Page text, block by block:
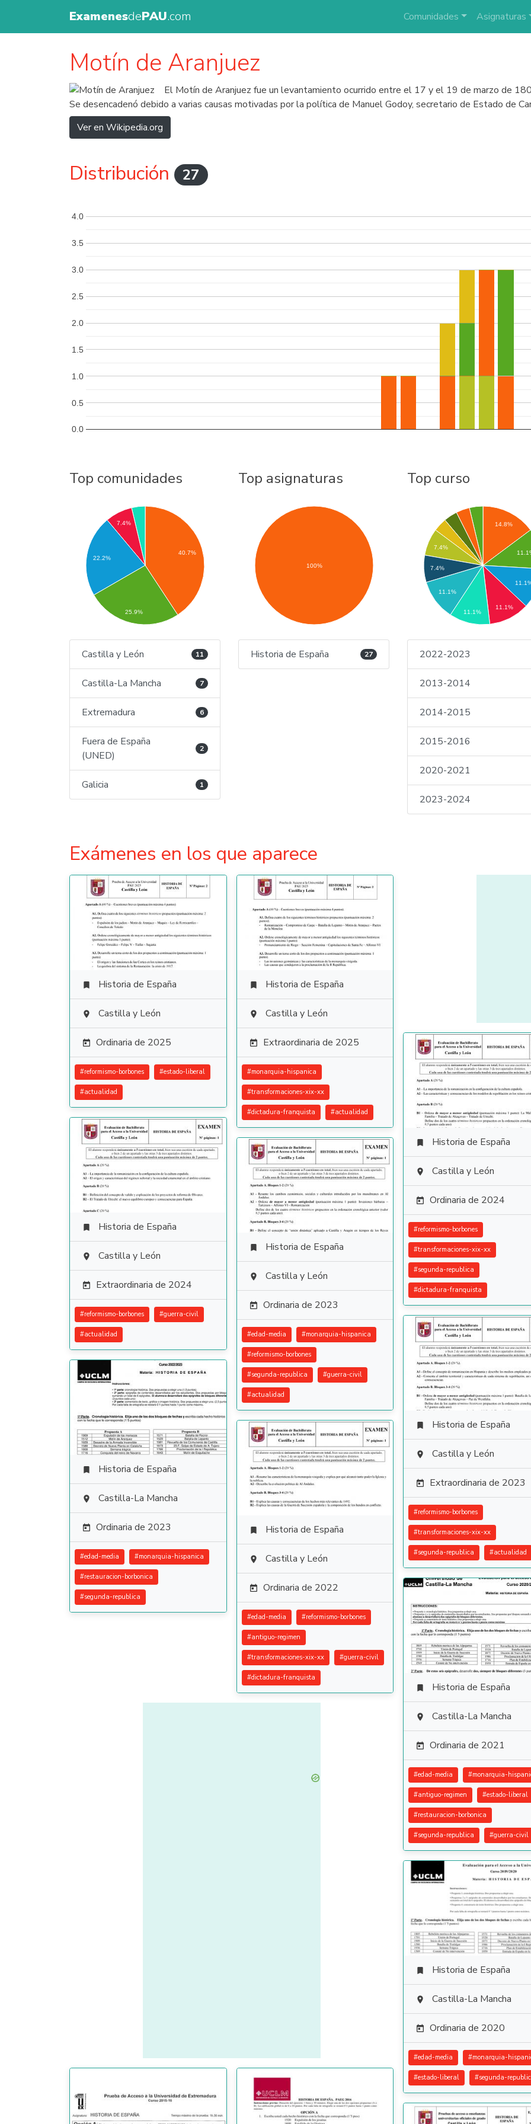
ExamenesdePAU.com Comunidades Asignaturas
Motín de Aranjuez
El Motín de Aranjuez fue un levantamiento ocurrido entre el 17 y el 19 de marzo de
Se desencadenó debido a varias causas motivadas por la política de Manuel Godoy, secretario de Estado de
Ver en Wikipedia.org
Distribución 27
0.0
0.5
1.0
1.5
2.0
2.5
3.0
3.5
4.0
Top comunidades
40.7%
7.4%
22.2%
25.9%
Castilla y León 11
Castilla-La Mancha 7
Extremadura 6
Fuera de España
(UNED)
2
Galicia 1
Top asignaturas
100%
Historia de España 27
Top curso
14.8%
11.1%
7.4%
7.4%
11.1%
11.1%
2022-2023
2013-2014
2014-2015
2015-2016
2020-2021
2023-2024
Exámenes en los que aparece
 Historia de España
 Castilla y León
 Ordinaria de 2025
#reformismo-borbones #estado-liberal
#actualidad
 Historia de España
 Castilla y León
 Extraordinaria de 2025
#monarquia-hispanica
#transformaciones-xix-xx
#dictadura-franquista #actualidad
 Historia de España
 Castilla y León
 Ordinaria de 2024
#reformismo-borbones
#transformaciones-xix-xx
#segunda-republica
#dictadura-franquista
 Historia de España
 Castilla y León
 Extraordinaria de 2024
#reformismo-borbones #guerra-civil
#actualidad
 Historia de España
 Castilla y León
 Ordinaria de 2023
#edad-media #monarquia-hispanica
#reformismo-borbones
#segunda-republica #guerra-civil
#actualidad
 Historia de España
 Castilla y León
 Extraordinaria de 2023
#reformismo-borbones
#transformaciones-xix-xx
#segunda-republica #actualidad
 Historia de España
 Castilla-La Mancha
 Ordinaria de 2023
#edad-media #monarquia-hispanica
#restauracion-borbonica
#segunda-republica
 Historia de España
 Castilla y León
 Ordinaria de 2022
#edad-media #reformismo-borbones
#antiguo-regimen
#transformaciones-xix-xx #guerra-civil
#dictadura-franquista
 Historia de España
 Castilla-La Mancha
 Ordinaria de 2021
#edad-media #monarquia-
#antiguo-regimen #estado-liberal
#restauracion-borbonica
#segunda-republica #guerra-civil
 Historia de España
 Castilla-La Mancha
 Ordinaria de 2020
#edad-media #monarquia-
#estado-liberal #segunda-